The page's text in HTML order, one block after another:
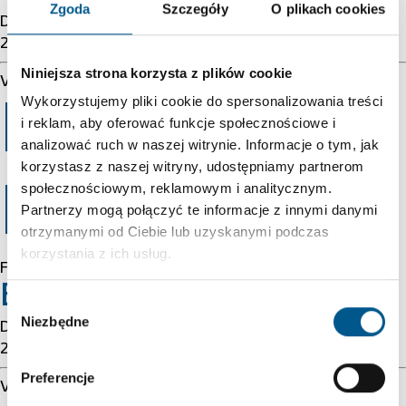
Zgoda Szczegóły O plikach cookies
Niniejsza strona korzysta z plików cookie
Wykorzystujemy pliki cookie do spersonalizowania treści
i reklam, aby oferować funkcje społecznościowe i
analizować ruch w naszej witrynie. Informacje o tym, jak
korzystasz z naszej witryny, udostępniamy partnerom
społecznościowym, reklamowym i analitycznym.
Partnerzy mogą połączyć te informacje z innymi danymi
otrzymanymi od Ciebie lub uzyskanymi podczas
korzystania z ich usług.
Wybór
zgody
Niezbędne
Preferencje
Details: cache-cmh1290069-CMH 1786281767
2413965283
Varnish cache server
Error 403
Forbidden
Forbidden
Error 54113
Details: cache-cmh1290069-CMH 1786281767
2413965283
Varnish cache server